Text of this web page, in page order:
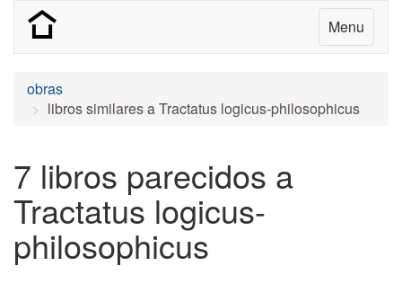
Menu
obras
libros similares a Tractatus logicus-philosophicus
7 libros parecidos a
Tractatus logicus-
philosophicus